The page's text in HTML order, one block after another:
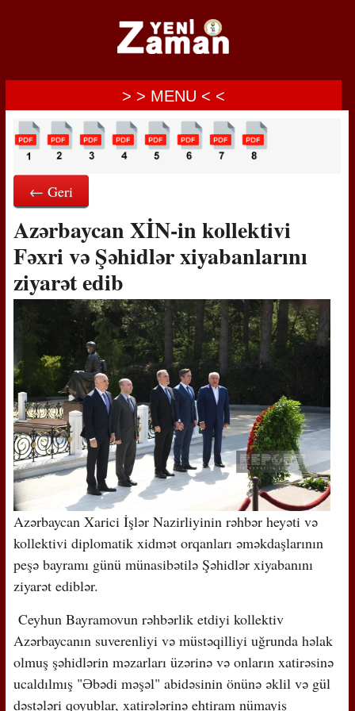
> > MENU < <
← Geri
Azərbaycan XİN-in kollektivi
Fəxri və Şəhidlər xiyabanlarını
ziyarət edib
Azərbaycan Xarici İşlər Nazirliyinin rəhbər heyəti və
kollektivi diplomatik xidmət orqanları əməkdaşlarının
peşə bayramı günü münasibətilə Şəhidlər xiyabanını
ziyarət ediblər.
Ceyhun Bayramovun rəhbərlik etdiyi kollektiv
Azərbaycanın suverenliyi və müstəqilliyi uğrunda həlak
olmuş şəhidlərin məzarları üzərinə və onların xatirəsinə
ucaldılmış "Əbədi məşəl" abidəsinin önünə əklil və gül
dəstələri qoyublar, xatirələrinə ehtiram nümayiş